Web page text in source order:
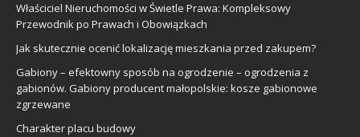
Właściciel Nieruchomości w Świetle Prawa: Kompleksowy
Przewodnik po Prawach i Obowiązkach
Jak skutecznie ocenić lokalizację mieszkania przed zakupem?
Gabiony – efektowny sposób na ogrodzenie – ogrodzenia z
gabionów. Gabiony producent małopolskie: kosze gabionowe
zgrzewane
Charakter placu budowy